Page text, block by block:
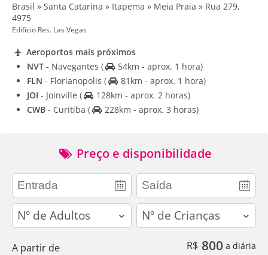
Brasil » Santa Catarina » Itapema » Meia Praia » Rua 279,
4975
Edifício Res. Las Vegas
Aeroportos mais próximos
NVT - Navegantes (
54km - aprox. 1 hora)
FLN - Florianopolis (
81km - aprox. 1 hora)
JOI - Joinville (
128km - aprox. 2 horas)
CWB - Curitiba ( 228km - aprox. 3 horas)
Preço e disponibilidade
adults children
A partir de R$ 800 a diária